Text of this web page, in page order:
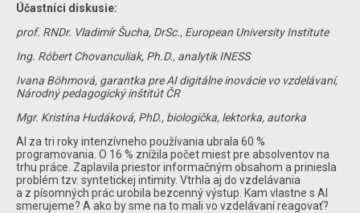
Účastníci diskusie:
prof. RNDr. Vladimír Šucha, DrSc., European University Institute
Ing. Róbert Chovanculiak, Ph.D., analytik INESS
Ivana Böhmová, garantka pre AI digitálne inovácie vo vzdelávaní,
Národný pedagogický inštitút ČR
Mgr. Kristína Hudáková, PhD., biologička, lektorka, autorka
AI za tri roky intenzívneho používania ubrala 60 %
programovania. O 16 % znížila počet miest pre absolventov na
trhu práce. Zaplavila priestor informačným obsahom a priniesla
problém tzv. syntetickej intimity. Vtrhla aj do vzdelávania
a z písomných prác urobila bezcenný výstup. Kam vlastne s AI
smerujeme? A ako by sme na to mali vo vzdelávaní reagovať?